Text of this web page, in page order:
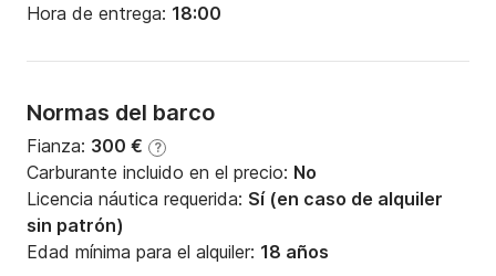
Hora de entrega: 18:00
Normas del barco
Fianza: 300 € ?
Carburante incluido en el precio: No
Licencia náutica requerida: Sí (en caso de alquiler
sin patrón)
Edad mínima para el alquiler: 18 años